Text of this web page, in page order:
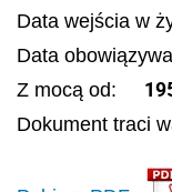
Data wejścia w
Data
Z mocą od:
Dokument traci